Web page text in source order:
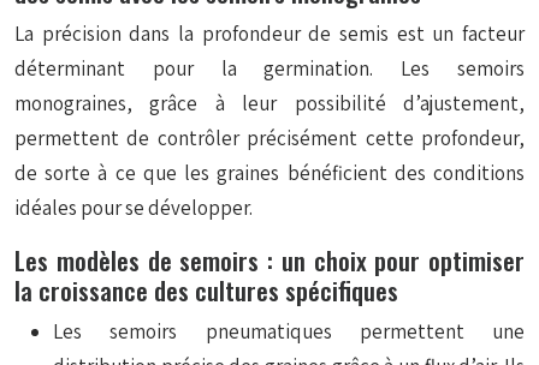
La précision dans la profondeur de semis est un facteur
déterminant pour la germination. Les semoirs
monograines, grâce à leur possibilité d’ajustement,
permettent de contrôler précisément cette profondeur,
de sorte à ce que les graines bénéficient des conditions
idéales pour se développer.
Les modèles de semoirs : un choix pour optimiser
la croissance des cultures spécifiques
Les semoirs pneumatiques permettent une